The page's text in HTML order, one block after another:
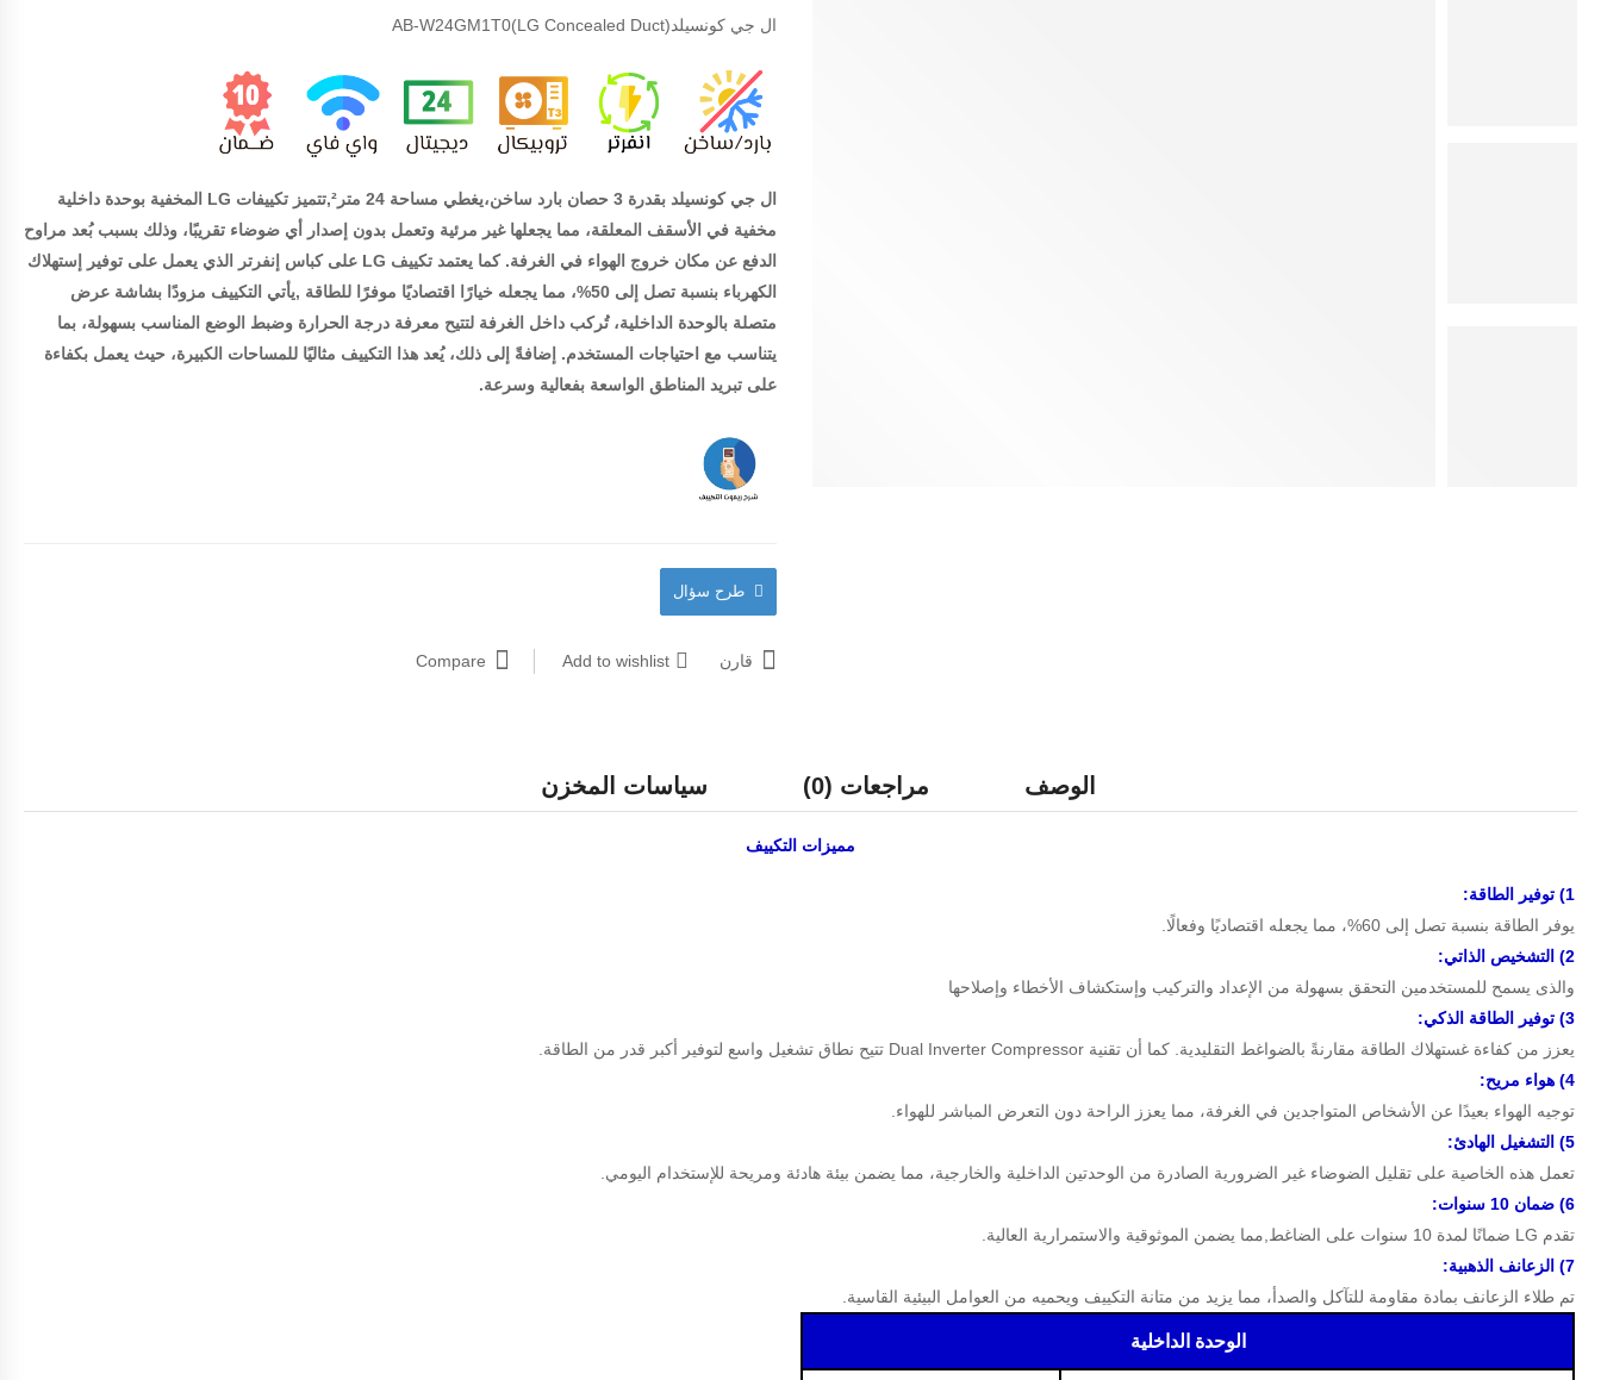
ال جي كونسيلد(LG Concealed Duct)AB-W24GM1T0
ال جي كونسيلد بقدرة 3 حصان بارد ساخن،يغطي مساحة 24 متر²,تتميز تكييفات LG المخفية بوحدة داخلية
مخفية في الأسقف المعلقة، مما يجعلها غير مرئية وتعمل بدون إصدار أي ضوضاء تقريبًا، وذلك بسبب بُعد مراوح
الدفع عن مكان خروج الهواء في الغرفة. كما يعتمد تكييف LG على كباس إنفرتر الذي يعمل على توفير إستهلاك
الكهرباء بنسبة تصل إلى 50%، مما يجعله خيارًا اقتصاديًا موفرًا للطاقة ,يأتي التكييف مزودًا بشاشة عرض
متصلة بالوحدة الداخلية، تُركب داخل الغرفة لتتيح معرفة درجة الحرارة وضبط الوضع المناسب بسهولة، بما
يتناسب مع احتياجات المستخدم. إضافةً إلى ذلك، يُعد هذا التكييف مثاليًا للمساحات الكبيرة، حيث يعمل بكفاءة
على تبريد المناطق الواسعة بفعالية وسرعة.
طرح سؤال
قارن Add to wishlist
Compare
الوصف مراجعات (0) سياسات المخزن
مميزات التكييف
1) توفير الطاقة:
يوفر الطاقة بنسبة تصل إلى 60%، مما يجعله اقتصاديًا وفعالًا.
2) التشخيص الذاتي:
والذى يسمح للمستخدمين التحقق بسهولة من الإعداد والتركيب وإستكشاف الأخطاء وإصلاحها
3) توفير الطاقة الذكي:
يعزز من كفاءة غستهلاك الطاقة مقارنةً بالضواغط التقليدية. كما أن تقنية Dual Inverter Compressor تتيح نطاق تشغيل واسع لتوفير أكبر قدر من الطاقة.
4) هواء مريح:
توجيه الهواء بعيدًا عن الأشخاص المتواجدين في الغرفة، مما يعزز الراحة دون التعرض المباشر للهواء.
5) التشغيل الهادئ:
تعمل هذه الخاصية على تقليل الضوضاء غير الضرورية الصادرة من الوحدتين الداخلية والخارجية، مما يضمن بيئة هادئة ومريحة للإستخدام اليومي.
6) ضمان 10 سنوات:
تقدم LG ضمانًا لمدة 10 سنوات على الضاغط,مما يضمن الموثوقية والاستمرارية العالية.
7) الزعانف الذهبية:
تم طلاء الزعانف بمادة مقاومة للتآكل والصدأ، مما يزيد من متانة التكييف ويحميه من العوامل البيئية القاسية.
الوحدة الداخلية